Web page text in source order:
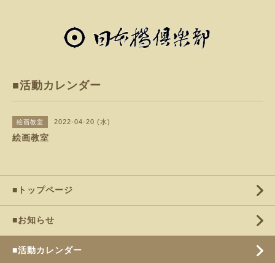
■活動カレンダー
絵画教室 2022-04-20 (水)
絵画教室
■トップページ
■お知らせ
■活動カレンダー